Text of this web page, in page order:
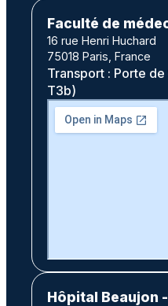
Faculté de
16 rue Henri Huchard
75018 Paris, France
Transport : Porte
T3b)
Hôpital Beaujon